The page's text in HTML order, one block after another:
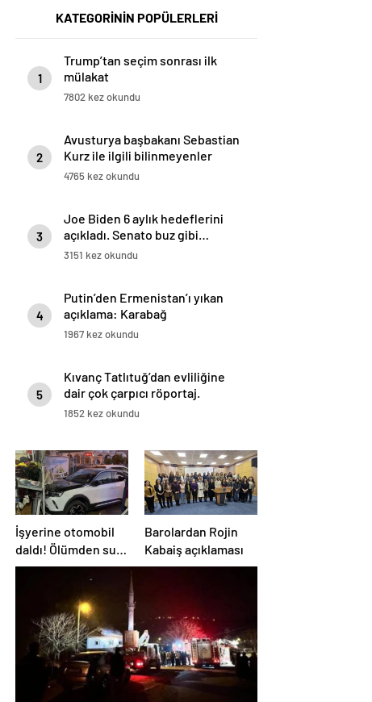
KATEGORİNİN POPÜLERLERİ
1
Trump’tan seçim sonrası ilk
mülakat
7802 kez okundu
2
Avusturya başbakanı Sebastian
Kurz ile ilgili bilinmeyenler
4765 kez okundu
3
Joe Biden 6 aylık hedeflerini
açıkladı. Senato buz gibi…
3151 kez okundu
4
Putin’den Ermenistan’ı yıkan
açıklama: Karabağ
Azerbaycan’ın ayrılmaz bir
1967 kez okundu
5
Kıvanç Tatlıtuğ’dan evliliğine
dair çok çarpıcı röportaj.
1852 kez okundu
İşyerine otomobil
daldı! Ölümden sun
anda kurtuldular
Barolardan Rojin
Kabaiş açıklaması